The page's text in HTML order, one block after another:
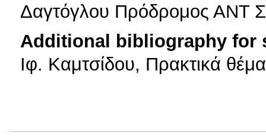
Δαγτόγλου Πρόδρομος
Additional bibliography for
Ιφ. Καμτσίδου, Πρακτικά